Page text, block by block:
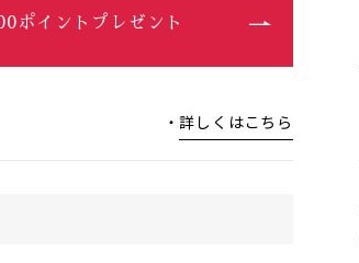
ポイントプレゼント
詳しくはこちら